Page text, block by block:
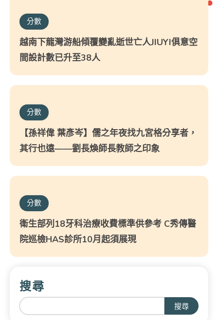
分數
越南下龍灣游船傾覆變亂逝世亡人JIUYI俱意空
間設計數已升至38人
分數
【孫祥偉 葉彥岑】儒之年夜找九宮格分享者，
其行也遠——劉長煥師長教師之印象
分數
衛生部列18牙科治療收費標準供參考 C秀傳醫
院巡檢HAS診所10月起須展現
搜尋
搜尋